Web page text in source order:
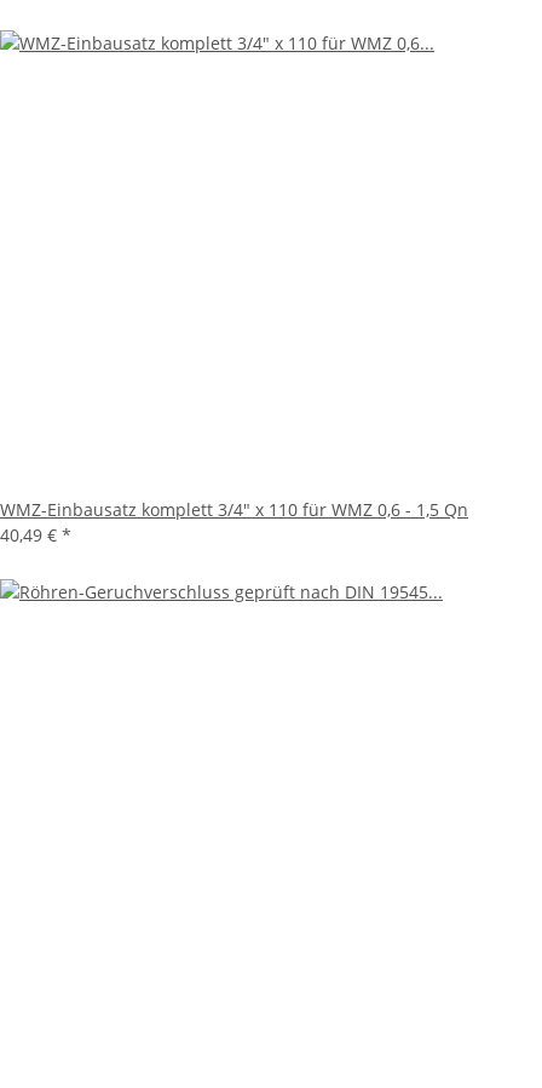
WMZ-Einbausatz komplett 3/4" x 110 für WMZ 0,6 - 1,5 Qn
40,49 € *